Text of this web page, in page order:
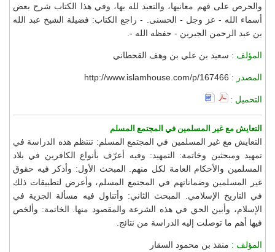
والحرص على فهم معانيها، والتعبد لله بها، وفي هذا الكتاب شرح بعض
أسماء الله - عز وجل - الحسنى. - راجع الكتاب: فضيلة الشيخ عبد الله
بن عبد الرحمن الجبرين - حفظه الله -.
المؤلف : سعيد بن علي بن وهف القحطاني
المصدر : http://www.islamhouse.com/p/167466
التحميل :
التعايش مع غير المسلمين في المجتمع المسلم
التعايش مع غير المسلمين في المجتمع المسلم: تنتظم هذه الدراسة في
تمهيد ومبحثين وخاتمة: التمهيد: وفيه أعرّف بأنواع الكافرين في بلاد
المسلمين والأحكام العامة لكل منهم. المبحث الأول: وأذكر فيه حقوق
غير المسلمين وضماناتهم في المجتمع المسلم، وأعرض لتطبيقات ذلك
في التاريخ الإسلامي. المبحث الثاني: وأتناول فيه مسألة الجزية في
الإسلام، وأبين الحق في هذه الشرعة والمقصود منها. الخاتمة: وألخص
فيها أهم ما توصلت إليه الدراسة من نتائج.
المؤلف : منقذ بن محمود السقار